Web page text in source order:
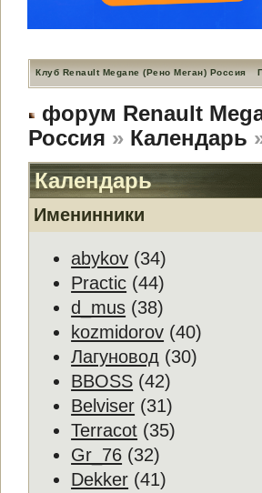
Клуб Renault Megane (Рено Меган) Россия
форум Renault
Россия » Календарь
Календарь
Именинники
abykov (34)
Practic (44)
d_mus (38)
kozmidorov (40)
Лагуновод (30)
BBOSS (42)
Belviser (31)
Terracot (35)
Gr_76 (32)
Dekker (41)